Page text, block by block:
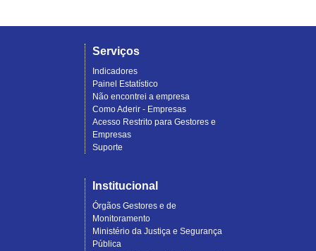
Serviços
Indicadores
Painel Estatístico
Não encontrei a empresa
Como Aderir - Empresas
Acesso Restrito para Gestores e
Empresas
Suporte
Institucional
Órgãos Gestores e de
Monitoramento
Ministério da Justiça e Segurança
Pública